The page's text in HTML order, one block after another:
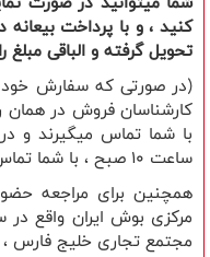
کنید ، و با پرداخت
تحویل گرفته و الباقی
کارشناسان فروش در همان
با شما تماس میگیرند و
ساعت 10 صبح ، با شما تماس گرفته خواهد شد).
همچنین برای مراجعه
مرکزی بوش ایران واقع در
مجتمع تجاری خلیج فارس